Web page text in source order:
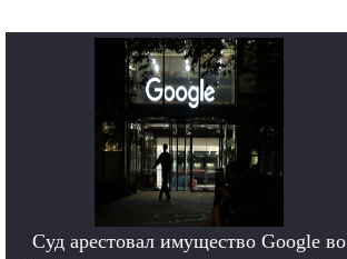
Суд арестовал имущество Google во